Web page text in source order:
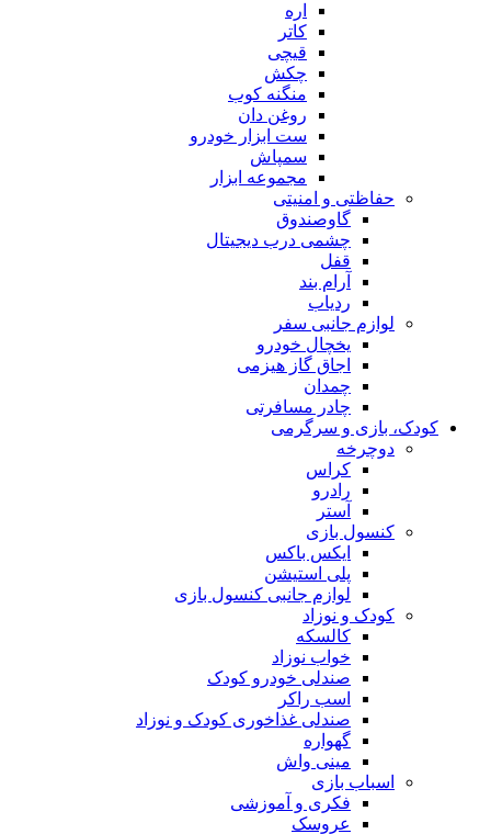
اره
کاتر
قیچی
چکش
منگنه کوب
روغن دان
ست ابزار خودرو
سمپاش
مجموعه ابزار
حفاظتی و امنیتی
گاوصندوق
چشمی درب دیجیتال
قفل
آرام بند
ردیاب
لوازم جانبی سفر
یخچال خودرو
اجاق گاز هیزمی
چمدان
چادر مسافرتی
کودک، بازی و سرگرمی
دوچرخه
کراس
رادرو
آستر
کنسول بازی
ایکس باکس
پلی استیشن
لوازم جانبی کنسول بازی
کودک و نوزاد
کالسکه
خواب نوزاد
صندلی خودرو کودک
اسب راکر
صندلی غذاخوری کودک و نوزاد
گهواره
مینی واش
اسباب بازی
فکری و آموزشی
عروسک